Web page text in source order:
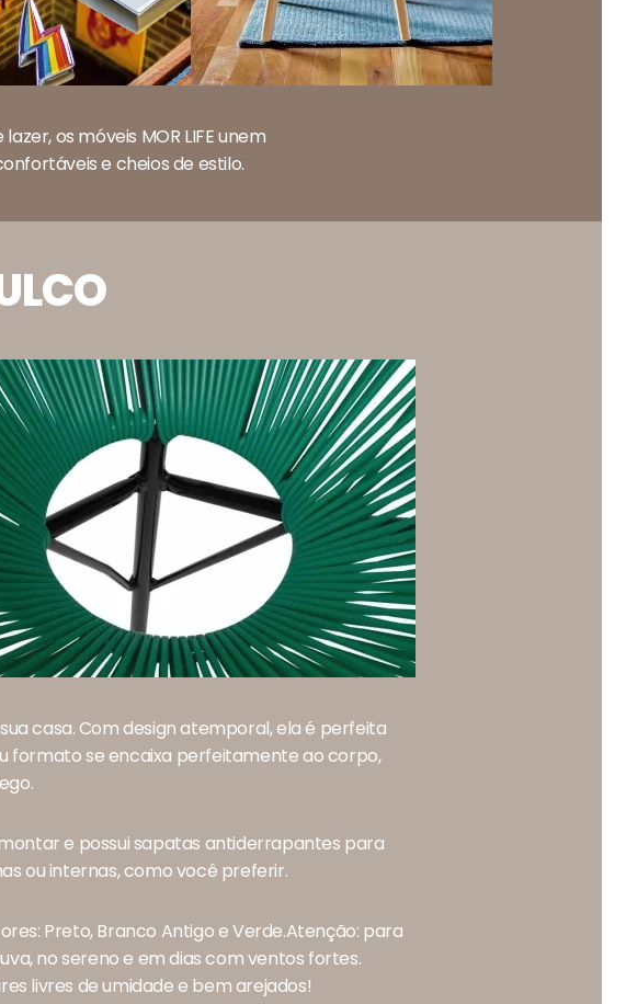
os móveis MOR LIFE unem
e cheios de estilo.
casa. Com design atemporal, ela é perfeita
formato se encaixa perfeitamente ao corpo,
e possui sapatas antiderrapantes para
ou internas, como você preferir.
Preto, Branco Antigo e Verde.Atenção: para
no sereno e em dias com ventos fortes.
livres de umidade e bem arejados!